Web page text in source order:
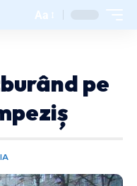
Aa
pe